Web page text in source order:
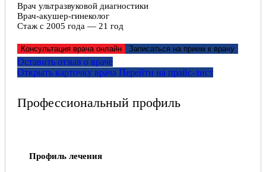
Врач ультразвуковой диагностики
Врач-акушер-гинеколог
Стаж с 2005 года — 21 год
Консультация врача онлайн Записаться на прием к врачу
Оставить отзыв о враче
Открыть карточку врача Перейти на прайс-лист
Профессиональный профиль
Профиль лечения